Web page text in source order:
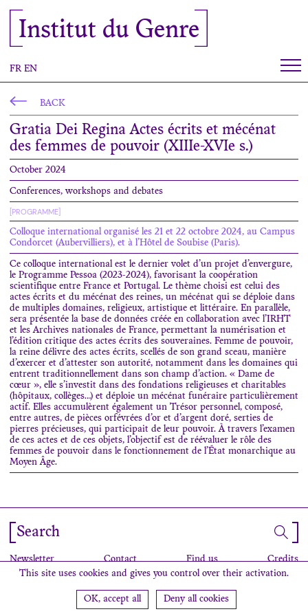
Institut du Genre
FR EN
BACK
Gratia Dei Regina Actes écrits et mécénat
des femmes de pouvoir (XIIIe-XVIe s.)
October 2024
Conferences, workshops and debates
[PROGRAMME]
Colloque international organisé les 21 et 22 octobre 2024, au Campus
Condorcet (Aubervilliers), et à l’Hôtel de Soubise (Paris).
Ce colloque international est le dernier volet d’un projet d’envergure,
le Programme Pessoa (2023-2024), favorisant la coopération
scientifique entre France et Portugal. Le thème choisi est celui des
actes écrits et du mécénat des reines, un mécénat qui se déploie dans
de multiples domaines, religieux, artistique et littéraire. En parallèle,
sera présentée la base de données créée en collaboration avec l’IRHT
et les Archives nationales de France, permettant la numérisation et
l’édition critique des actes écrits des souveraines. Femme de pouvoir,
la reine délivre des actes écrits, scellés de son grand sceau, manière
d’exercer et d’attester son autorité, notamment dans les domaines qui
entrent traditionnellement dans son champ d’action. « Dame de
cœur », elle s’investit dans des fondations religieuses et charitables
(hôpitaux, collèges…) et déploie un mécénat funéraire particulièrement
actif. Elles accumulèrent également un Trésor personnel, composé,
entre autres, de pièces orfévrées d’or et d’argent doré, serties de
pierres précieuses, qui participait de leur pouvoir. À travers l’examen
de ces actes et de ces objets, l’objectif est de réévaluer le rôle des
femmes de pouvoir dans le fonctionnement de l’État monarchique au
Moyen Âge.
Search
Newsletter Contact Find us Credits
This site uses cookies and gives you control over their activation.
OK, accept all Deny all cookies